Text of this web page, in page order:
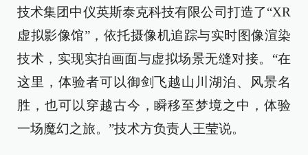
技术集团中仪英斯泰克科技有限公司打造了“XR
虚拟影像馆”，依托摄像机追踪与实时图像渲染
技术，实现实拍画面与虚拟场景无缝对接。“在
这里，体验者可以御剑飞越山川湖泊、风景名
胜，也可以穿越古今，瞬移至梦境之中，体验
一场魔幻之旅。”技术方负责人王莹说。